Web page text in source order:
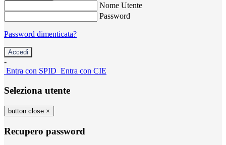
Nome Utente
Password
Password dimenticata?
-
Entra con SPID Entra con CIE
Seleziona utente
button close ×
Recupero password